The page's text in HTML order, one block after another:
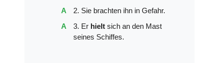
2. Sie brachten ihn in Gefahr.
3. Er hielt sich an den Mast
seines Schiffes.